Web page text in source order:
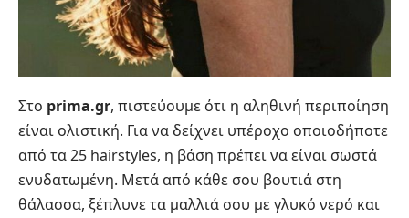
Στο prima.gr, πιστεύουμε ότι η αληθινή περιποίηση
είναι ολιστική. Για να δείχνει υπέροχο οποιοδήποτε
από τα 25 hairstyles, η βάση πρέπει να είναι σωστά
ενυδατωμένη. Μετά από κάθε σου βουτιά στη
θάλασσα, ξέπλυνε τα μαλλιά σου με γλυκό νερό και